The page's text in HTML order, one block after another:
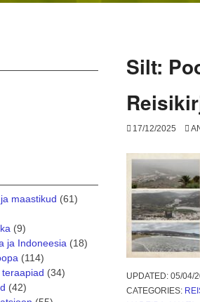
Silt:
17/12/2025
UPDATED: 05/04/
CATEGORIES:
maastikud (61)
(9)
ja Indoneesia(18)
(114)
teraapiad (34)
(42)